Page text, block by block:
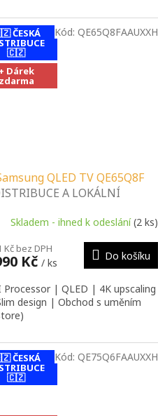
ČESKÁ
🇨🇿
+ Dárek
zdarma
QLED TV QE65Q8F
A LOKÁLNÍ
| PORADENSTVÍ |
& MONTÁŽNÍ
Skladem - ihned k odeslání(2 ks)
Kč bez DPH
Kč / ks
Do košíku
Processor | QLED | 4K upscaling
design | Obchod s uměním
Kód: QE65Q8FAAUXXH
ČESKÁ
🇨🇿
Kód: QE75Q6FAAUXXH